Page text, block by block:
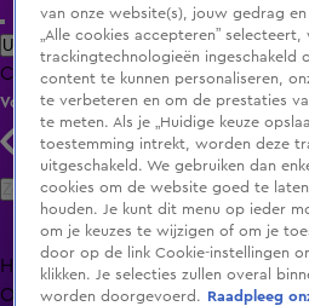
Uitzending Gemist Populaire programma's
ClipsFilmsRadioSmart TV inlog
Volg KIJK
Zoeken
HomeUitzending Gemist
OranjezomerLivestreamsShop
van onze website(s), jouw gedrag
„Alle cookies accepteren” selecteert,
trackingtechnologieën ingeschakeld
content te kunnen personaliseren,
te verbeteren en om de prestaties
te meten. Als je „Huidige keuze
toestemming intrekt, worden deze
uitgeschakeld. We gebruiken dan
cookies om de website goed te
houden. Je kunt dit menu op ieder
om je keuzes te wijzigen of om je
door op de link Cookie-instellingen
klikken. Je selecties zullen overal
worden doorgevoerd.
Raadpleeg